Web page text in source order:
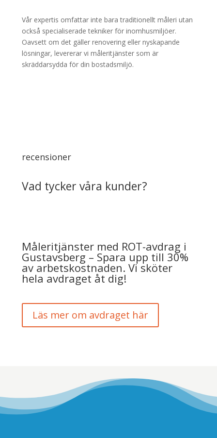
Vår expertis omfattar inte bara traditionellt måleri utan
också specialiserade tekniker för inomhusmiljöer.
Oavsett om det gäller renovering eller nyskapande
lösningar, levererar vi måleritjänster som är
skräddarsydda för din bostadsmiljö.
recensioner
Vad tycker våra kunder?
Måleritjänster med ROT-avdrag i
Gustavsberg – Spara upp till 30%
av arbetskostnaden. Vi sköter
hela avdraget åt dig!
Läs mer om avdraget här